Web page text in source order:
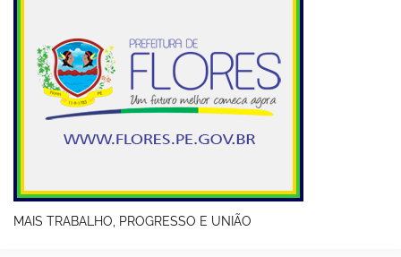
MAIS TRABALHO, PROGRESSO E UNIÃO